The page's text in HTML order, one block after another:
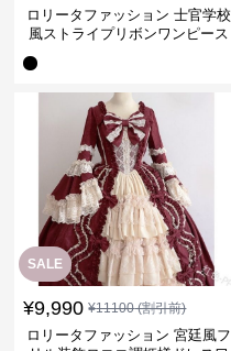
ロリータファッション 士官学校
風ストライプリボンワンピース
SALE
¥9,990 ¥11100(割引前)
ロリータファッション 宮廷風フ